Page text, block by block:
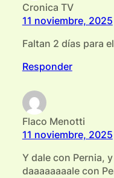
Cronica TV
11 noviembre, 2025
Faltan 2 días para
Responder
Flaco Menotti
11 noviembre, 2025
Y dale con Pernia,
daaaaaaaale con